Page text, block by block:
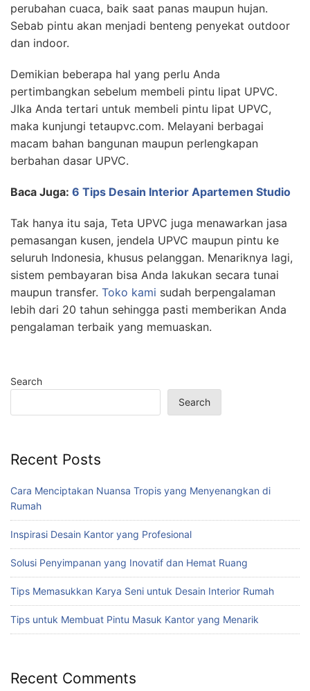
perubahan cuaca, baik saat panas maupun hujan.
Sebab pintu akan menjadi benteng penyekat outdoor
dan indoor.
Demikian beberapa hal yang perlu Anda
pertimbangkan sebelum membeli pintu lipat UPVC.
JIka Anda tertari untuk membeli pintu lipat UPVC,
maka kunjungi tetaupvc.com. Melayani berbagai
macam bahan bangunan maupun perlengkapan
berbahan dasar UPVC.
Baca Juga: 6 Tips Desain Interior Apartemen Studio
Tak hanya itu saja, Teta UPVC juga menawarkan jasa
pemasangan kusen, jendela UPVC maupun pintu ke
seluruh Indonesia, khusus pelanggan. Menariknya lagi,
sistem pembayaran bisa Anda lakukan secara tunai
maupun transfer. Toko kami sudah berpengalaman
lebih dari 20 tahun sehingga pasti memberikan Anda
pengalaman terbaik yang memuaskan.
Search
Search
Recent Posts
Cara Menciptakan Nuansa Tropis yang Menyenangkan di
Rumah
Inspirasi Desain Kantor yang Profesional
Solusi Penyimpanan yang Inovatif dan Hemat Ruang
Tips Memasukkan Karya Seni untuk Desain Interior Rumah
Tips untuk Membuat Pintu Masuk Kantor yang Menarik
Recent Comments